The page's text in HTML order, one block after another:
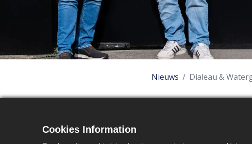
Nieuws Dialeau &
Dialeau
Cookies Information